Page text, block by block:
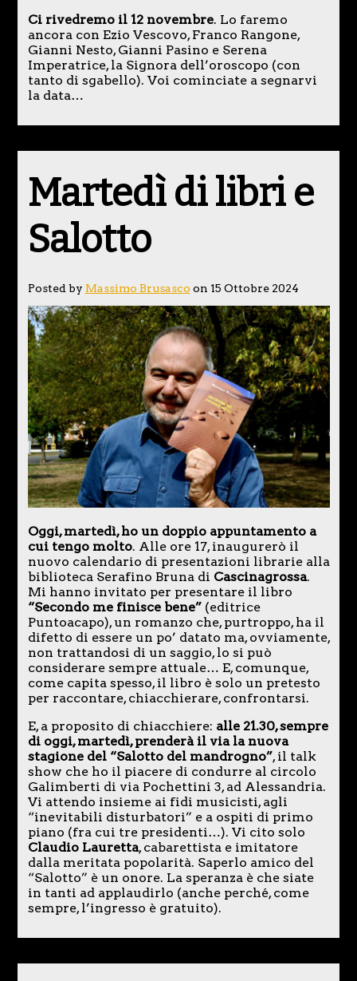
Ci rivedremo il 12 novembre. Lo faremo
ancora con Ezio Vescovo, Franco Rangone,
Gianni Nesto, Gianni Pasino e Serena
Imperatrice, la Signora dell’oroscopo (con
tanto di sgabello). Voi cominciate a segnarvi
la data…
Martedì di libri e
Salotto
Posted by Massimo Brusasco on 15 Ottobre 2024
Oggi, martedì, ho un doppio appuntamento a
cui tengo molto. Alle ore 17, inaugurerò il
nuovo calendario di presentazioni librarie alla
biblioteca Serafino Bruna di Cascinagrossa.
Mi hanno invitato per presentare il libro
“Secondo me finisce bene” (editrice
Puntoacapo), un romanzo che, purtroppo, ha il
difetto di essere un po’ datato ma, ovviamente,
non trattandosi di un saggio, lo si può
considerare sempre attuale… E, comunque,
come capita spesso, il libro è solo un pretesto
per raccontare, chiacchierare, confrontarsi.
E, a proposito di chiacchiere: alle 21.30, sempre
di oggi, martedì, prenderà il via la nuova
stagione del “Salotto del mandrogno”, il talk
show che ho il piacere di condurre al circolo
Galimberti di via Pochettini 3, ad Alessandria.
Vi attendo insieme ai fidi musicisti, agli
“inevitabili disturbatori” e a ospiti di primo
piano (fra cui tre presidenti…). Vi cito solo
Claudio Lauretta, cabarettista e imitatore
dalla meritata popolarità. Saperlo amico del
“Salotto” è un onore. La speranza è che siate
in tanti ad applaudirlo (anche perché, come
sempre, l’ingresso è gratuito).